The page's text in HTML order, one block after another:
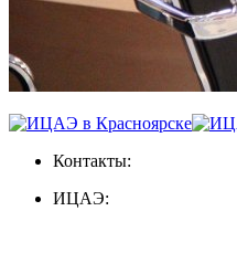
Контакты:
ИЦАЭ: